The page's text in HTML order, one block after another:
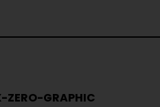
ZERO-GRAPHIC